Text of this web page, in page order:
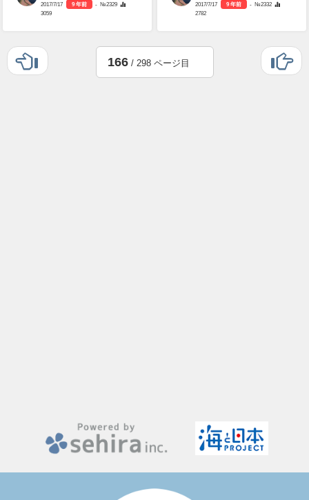
2017/7/17 9 年前
- №2329
3059
2017/7/17 9 年前
- №2332
2782
166/ 298 ページ目